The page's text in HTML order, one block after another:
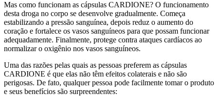
Mas como funcionam as cápsulas CARDIONE? O funcionamento
desta droga no corpo se desenvolve gradualmente. Começa
estabilizando a pressão sanguínea, depois reduz o aumento do
coração e fortalece os vasos sanguíneos para que possam funcionar
adequadamente. Finalmente, protege contra ataques cardíacos ao
normalizar o oxigênio nos vasos sanguíneos.
Uma das razões pelas quais as pessoas preferem as cápsulas
CARDIONE é que elas não têm efeitos colaterais e não são
perigosas. De fato, qualquer pessoa pode facilmente tomar o produto
e seus benefícios são surpreendentes: